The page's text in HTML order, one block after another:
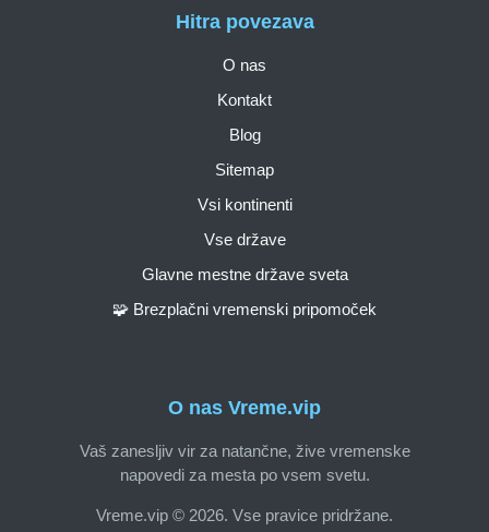
O nas Vreme.vip
Vaš zanesljiv vir za natančne, žive vremenske
napovedi za mesta po vsem svetu.
Vreme.vip © 2026. Vse pravice pridržane.
Hitra povezava
O nas
Kontakt
Blog
Sitemap
Vsi kontinenti
Vse države
Glavne mestne države sveta
🧩 Brezplačni vremenski pripomoček